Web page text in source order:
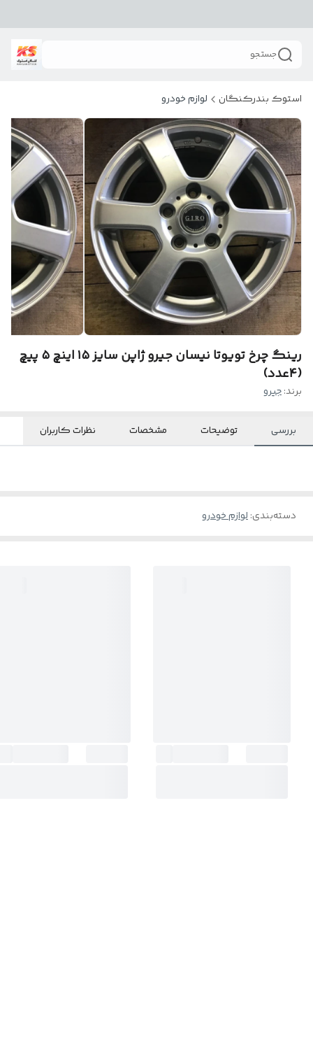
جستجو
استوک بندرکنگان لوازم خودرو
رینگ چرخ تویوتا نیسان جیرو ژاپن سایز ۱۵ اینچ ۵ پیچ
(۴عدد)
برند:جیرو
بررسی توضیحات مشخصات نظرات کاربران
دسته‌بندی:لوازم خودرو